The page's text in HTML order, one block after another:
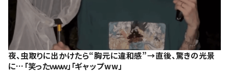
夜、虫取りに出かけたら“胸元に違和感”→直後、驚きの光景
に…「笑ったｗｗｗ」「ギャップww」